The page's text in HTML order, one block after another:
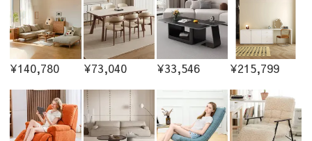
¥140,780 ¥73,040 ¥33,546 ¥215,799